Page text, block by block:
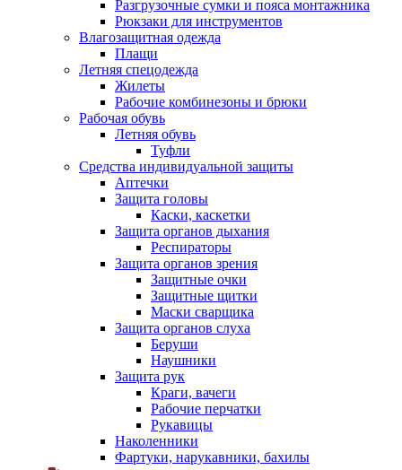
Разгрузочные сумки и пояса монтажника
Рюкзаки для инструментов
Влагозащитная одежда
Плащи
Летняя спецодежда
Жилеты
Рабочие комбинезоны и брюки
Рабочая обувь
Летняя обувь
Туфли
Средства индивидуальной защиты
Аптечки
Защита головы
Каски, каскетки
Защита органов дыхания
Респираторы
Защита органов зрения
Защитные очки
Защитные щитки
Маски сварщика
Защита органов слуха
Беруши
Наушники
Защита рук
Краги, вачеги
Рабочие перчатки
Рукавицы
Наколенники
Фартуки, нарукавники, бахилы